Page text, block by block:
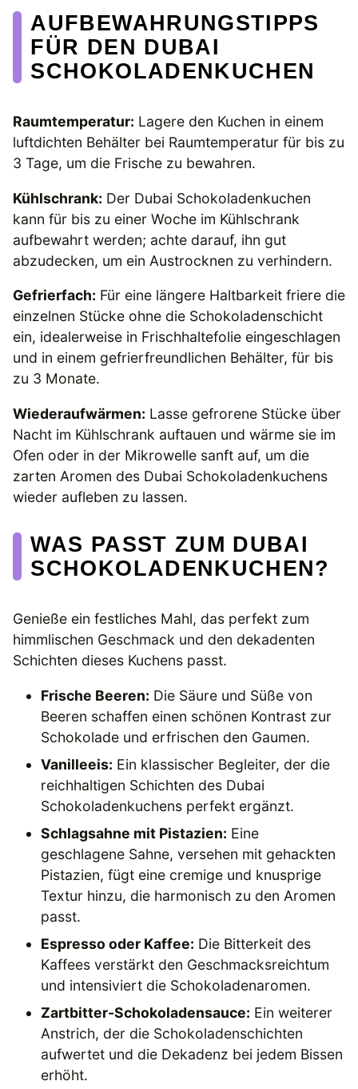
AUFBEWAHRUNGSTIPPS
FÜR DEN DUBAI
SCHOKOLADENKUCHEN
Raumtemperatur: Lagere den Kuchen in einem
luftdichten Behälter bei Raumtemperatur für bis zu
3 Tage, um die Frische zu bewahren.
Kühlschrank: Der Dubai Schokoladenkuchen
kann für bis zu einer Woche im Kühlschrank
aufbewahrt werden; achte darauf, ihn gut
abzudecken, um ein Austrocknen zu verhindern.
Gefrierfach: Für eine längere Haltbarkeit friere die
einzelnen Stücke ohne die Schokoladenschicht
ein, idealerweise in Frischhaltefolie eingeschlagen
und in einem gefrierfreundlichen Behälter, für bis
zu 3 Monate.
Wiederaufwärmen: Lasse gefrorene Stücke über
Nacht im Kühlschrank auftauen und wärme sie im
Ofen oder in der Mikrowelle sanft auf, um die
zarten Aromen des Dubai Schokoladenkuchens
wieder aufleben zu lassen.
WAS PASST ZUM DUBAI
SCHOKOLADENKUCHEN?
Genieße ein festliches Mahl, das perfekt zum
himmlischen Geschmack und den dekadenten
Schichten dieses Kuchens passt.
Frische Beeren: Die Säure und Süße von
Beeren schaffen einen schönen Kontrast zur
Schokolade und erfrischen den Gaumen.
Vanilleeis: Ein klassischer Begleiter, der die
reichhaltigen Schichten des Dubai
Schokoladenkuchens perfekt ergänzt.
Schlagsahne mit Pistazien: Eine
geschlagene Sahne, versehen mit gehackten
Pistazien, fügt eine cremige und knusprige
Textur hinzu, die harmonisch zu den Aromen
passt.
Espresso oder Kaffee: Die Bitterkeit des
Kaffees verstärkt den Geschmacksreichtum
und intensiviert die Schokoladenaromen.
Zartbitter-Schokoladensauce: Ein weiterer
Anstrich, der die Schokoladenschichten
aufwertet und die Dekadenz bei jedem Bissen
erhöht.